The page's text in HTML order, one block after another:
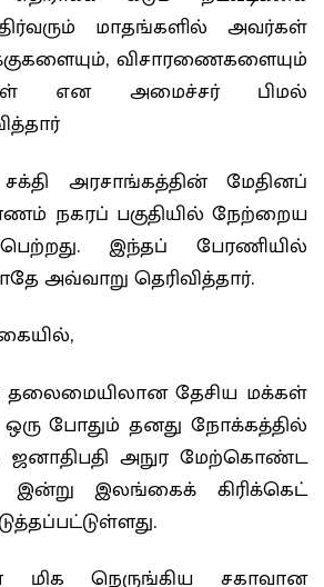
மாதங்களில் அவர்கள்
விசாரணைகளையும்
என அமைச்சர் பிமல்
அரசாங்கத்தின் மேதினப்
நகரப் பகுதியில் நேற்றைய
இந்தப் பேரணியில்
அவ்வாறு தெரிவித்தார்.
தலைமையிலான தேசிய மக்கள்
போதும் தனது நோக்கத்தில்
ஜனாதிபதி அநுர மேற்கொண்ட
இன்று இலங்கைக் கிரிக்கெட்
மிக நெருங்கிய சகாவான